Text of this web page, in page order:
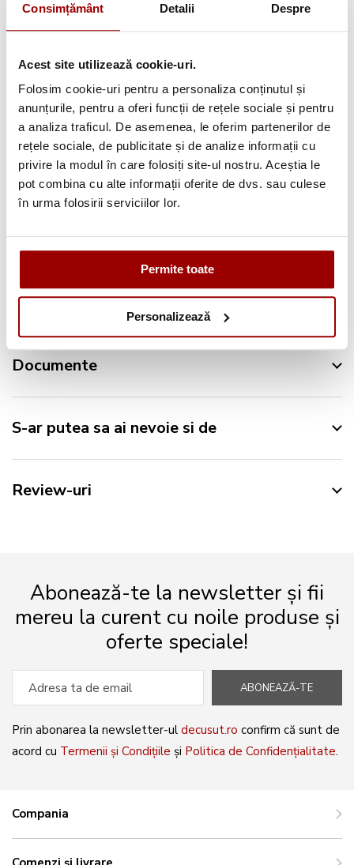
Consimțământ Detalii Despre
Acest site utilizează cookie-uri.
Folosim cookie-uri pentru a personaliza conținutul și
anunțurile, pentru a oferi funcții de rețele sociale și pentru
a analiza traficul. De asemenea, le oferim partenerilor de
rețele sociale, de publicitate și de analize informații cu
privire la modul în care folosiți site-ul nostru. Aceștia le
pot combina cu alte informații oferite de dvs. sau culese
în urma folosirii serviciilor lor.
Permite toate
Personalizează
Deschidere colet
la livrare
Retur in 14 zile
Urmareste-ne pe:
Descriere
Specificatii
Documente
S-ar putea sa ai nevoie si de
Review-uri
Abonează-te la newsletter și fii
mereu la curent cu noile produse și
oferte speciale!
ABONEAZĂ-TE
Prin abonarea la newsletter-ul decusut.ro confirm că sunt de
acord cu Termenii și Condițiile și Politica de Confidențialitate.
Compania